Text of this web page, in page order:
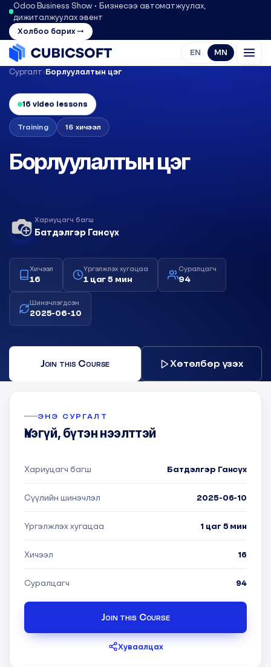
Odoo Business Show • Бизнесээ автоматжуулах,
дижиталжуулах эвент
Холбоо барих →
EN MN
Сургалт›Борлуулалтын цэг
Training 16 хичээл
Борлуулалтын цэг
Хариуцагч багш
Батдэлгэр Гансүх
Хичээл
16
Үргэлжлэх хугацаа
1 цаг 5 мин
Суралцагч
94
Шинэчлэгдсэн
2025-06-10
Join this Course Хөтөлбөр үзэх
16 video lessons
ЭНЭ СУРГАЛТ
Үнэгүй, бүтэн нээлттэй
Хариуцагч багш Батдэлгэр Гансүх
Сүүлийн шинэчлэл 2025-06-10
Үргэлжлэх хугацаа 1 цаг 5 мин
Хичээл 16
Суралцагч 94
Join this Course
Хуваалцах